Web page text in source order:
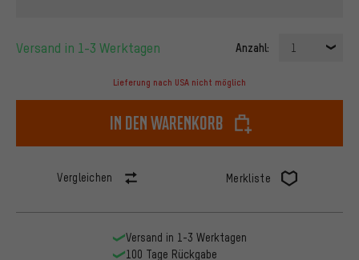
Versand in 1-3 Werktagen Anzahl: 1
Lieferung nach USA nicht möglich
In den Warenkorb
Vergleichen Merkliste
Versand in 1-3 Werktagen
100 Tage Rückgabe